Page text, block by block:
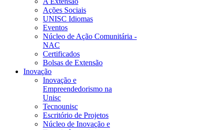
Ações Sociais
UNISC Idiomas
Eventos
Núcleo de Ação Comunitária -
NAC
Certificados
Bolsas de Extensão
Inovação
Inovação e
Empreendedorismo na
Unisc
Tecnounisc
Escritório de Projetos
Núcleo de Inovação e